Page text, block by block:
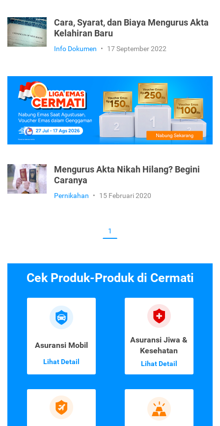
Cara, Syarat, dan Biaya Mengurus Akta
Kelahiran Baru
Info Dokumen • 17 September 2022
Mengurus Akta Nikah Hilang? Begini
Caranya
Pernikahan • 15 Februari 2020
1
Cek Produk-Produk di Cermati
Asuransi Mobil
Lihat Detail
Asuransi Jiwa &
Kesehatan
Lihat Detail